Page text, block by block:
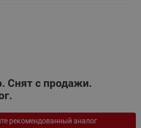
Снят с продажи.
рекомендованный аналог